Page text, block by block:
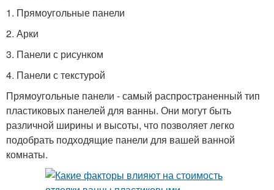
1. Прямоугольные панели
2. Арки
3. Панели с рисунком
4. Панели с текстурой
Прямоугольные панели - самый распространенный тип
пластиковых панелей для ванны. Они могут быть
различной ширины и высоты, что позволяет легко
подобрать подходящие панели для вашей ванной
комнаты.